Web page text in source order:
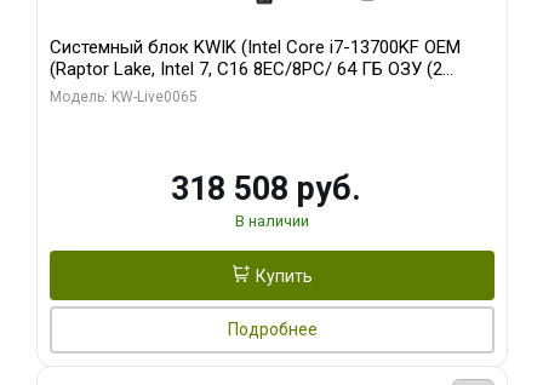
Системный блок KWIK (Intel Core i7-13700KF OEM
(Raptor Lake, Intel 7, C16 8EC/8PC/ 64 ГБ ОЗУ (2
модуля)/ ASUS RTX5080 PROART OC 16GB GDDR7
Модель: KW-Live0065
318 508 руб.
В наличии
Купить
Подробнее